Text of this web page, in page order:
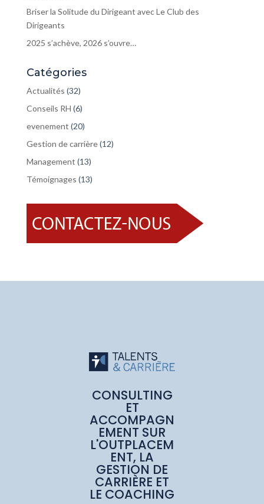
Briser la Solitude du Dirigeant avec Le Club des
Dirigeants
2025 s’achève, 2026 s’ouvre…
Catégories
Actualités (32)
Conseils RH (6)
evenement (20)
Gestion de carrière(12)
Management (13)
Témoignages (13)
CONSULTING
ET
ACCOMPAGN
EMENT SUR
L'OUTPLACEM
ENT, LA
GESTION DE
CARRIÈRE ET
LE COACHING